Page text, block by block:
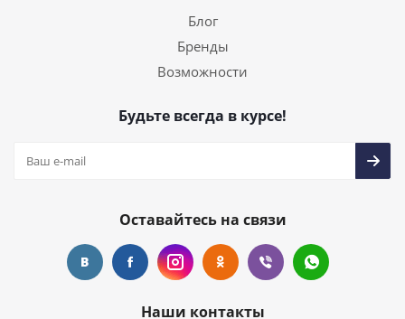
Блог
Бренды
Возможности
Будьте всегда в курсе!
Оставайтесь на связи
Наши контакты